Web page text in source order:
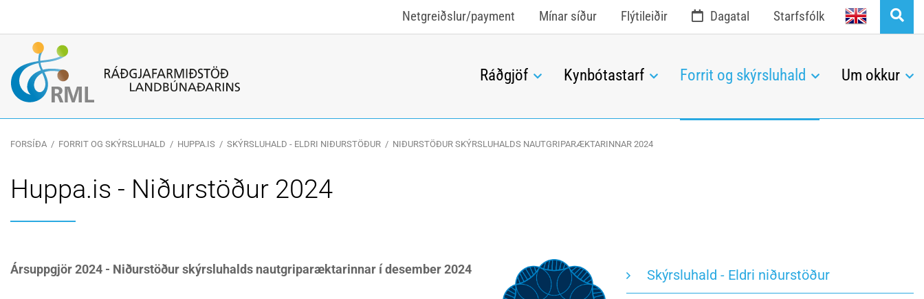
Ráðgjöf Kynbótastarf Forrit og skýrsluhald Um okkur
Netgreiðslur/payment Mínar síður Flýtileiðir Dagatal Starfsfólk English
Leitarorð
FORSÍÐA / FORRIT OG SKÝRSLUHALD / HUPPA.IS / SKÝRSLUHALD - ELDRI NIÐURSTÖÐUR / NIÐURSTÖÐUR SKÝRSLUHALDS NAUTGRIPARÆKTARINNAR 2024
Huppa.is - Niðurstöður 2024
Ársuppgjör 2024 - Niðurstöður skýrsluhalds nautgriparæktarinnar í desember 2024 Skýrsluhald - Eldri niðurstöður